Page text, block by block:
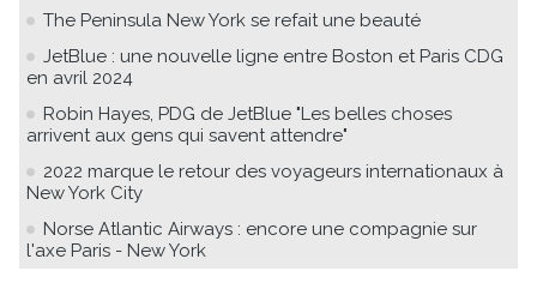
The Peninsula New York se refait une beauté
JetBlue : une nouvelle ligne entre Boston et Paris CDG
en avril 2024
Robin Hayes, PDG de JetBlue "Les belles choses
arrivent aux gens qui savent attendre"
2022 marque le retour des voyageurs internationaux à
New York City
Norse Atlantic Airways : encore une compagnie sur
l'axe Paris - New York